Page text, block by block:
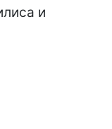
и